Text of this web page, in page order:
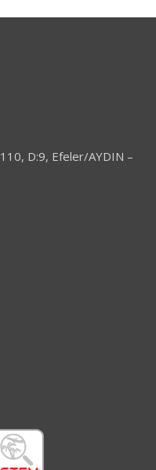
D:9, Efeler/AYDIN –